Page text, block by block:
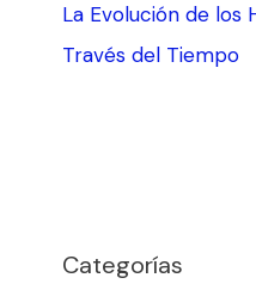
La Evolución de los
Través del Tiempo
Categorías